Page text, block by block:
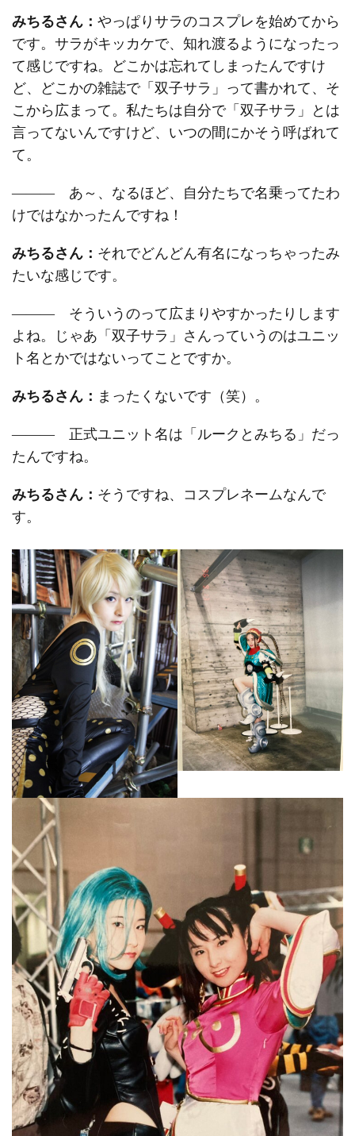
みちるさん： やっぱりサラのコスプレを始めてから
です。サラがキッカケで、知れ渡るようになったっ
て感じですね。どこかは忘れてしまったんですけ
ど、どこかの雑誌で「双子サラ」って書かれて、そ
こから広まって。私たちは自分で「双子サラ」とは
言ってないんですけど、いつの間にかそう呼ばれて
て。
――― あ～、なるほど、自分たちで名乗ってたわ
けではなかったんですね！
みちるさん： それでどんどん有名になっちゃったみ
たいな感じです。
――― そういうのって広まりやすかったりします
よね。じゃあ「双子サラ」さんっていうのはユニッ
ト名とかではないってことですか。
みちるさん： まったくないです（笑）。
――― 正式ユニット名は「ルークとみちる」だっ
たんですね。
みちるさん： そうですね、コスプレネームなんで
す。